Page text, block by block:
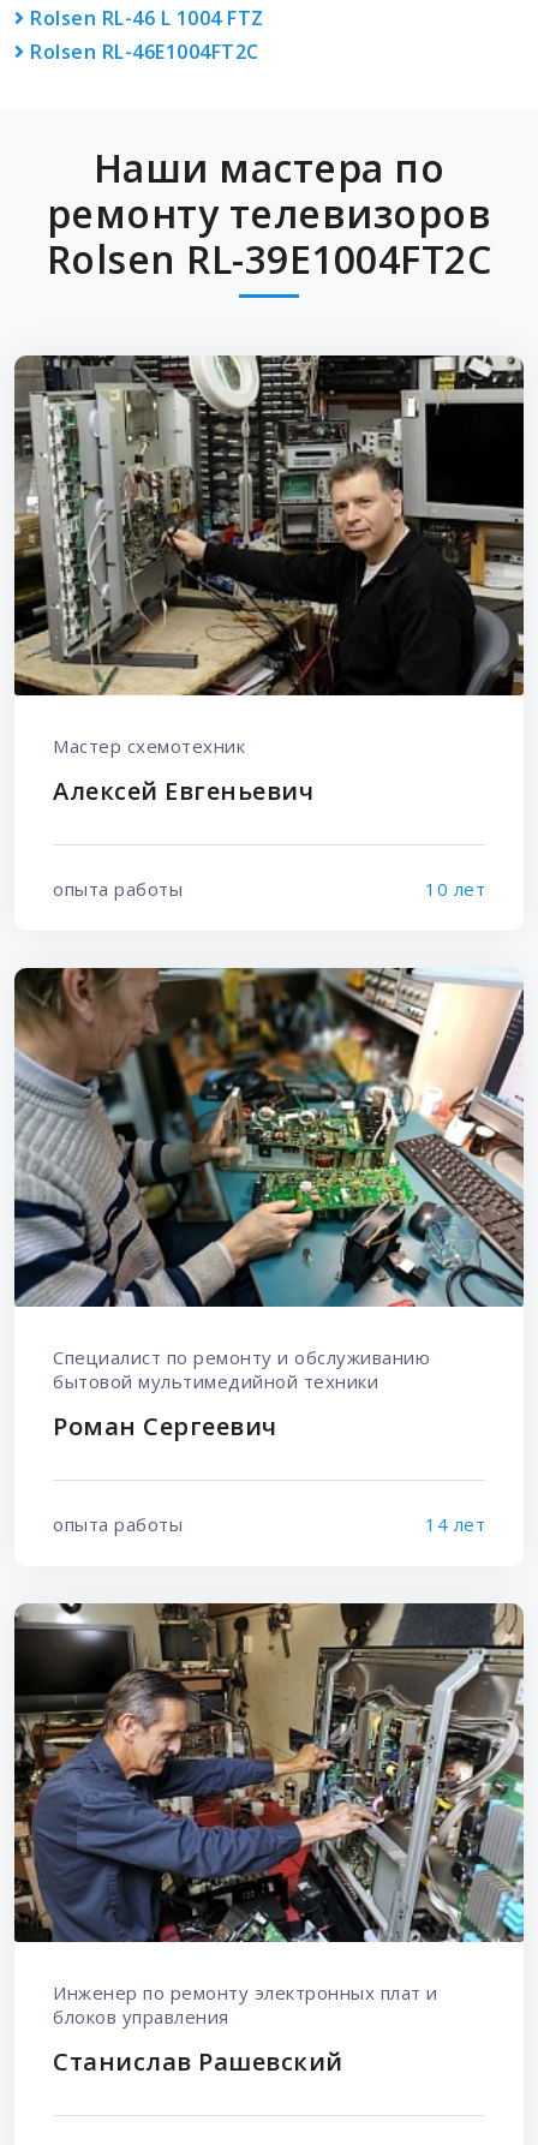
Rolsen RL-46 L 1004 FTZ
Rolsen RL-46E1004FT2C
Наши мастера по
ремонту телевизоров
Rolsen RL-39E1004FT2C
Мастер схемотехник
Алексей Евгеньевич
опыта работы 10 лет
Специалист по ремонту и обслуживанию
бытовой мультимедийной техники
Роман Сергеевич
опыта работы 14 лет
Инженер по ремонту электронных плат и
блоков управления
Станислав Рашевский